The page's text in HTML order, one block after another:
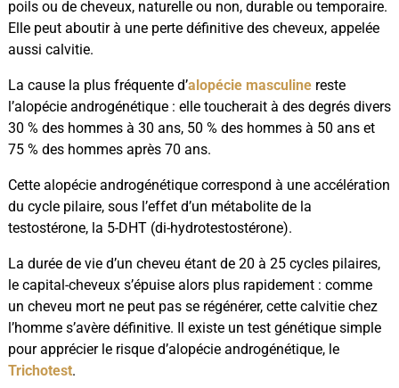
poils ou de cheveux, naturelle ou non, durable ou temporaire.
Elle peut aboutir à une perte définitive des cheveux, appelée
aussi calvitie.
La cause la plus fréquente d’alopécie masculinereste
l’alopécie androgénétique : elle toucherait à des degrés divers
30 % des hommes à 30 ans, 50 % des hommes à 50 ans et
75 % des hommes après 70 ans.
Cette alopécie androgénétique correspond à une accélération
du cycle pilaire, sous l’effet d’un métabolite de la
testostérone, la 5-DHT (di-hydrotestostérone).
La durée de vie d’un cheveu étant de 20 à 25 cycles pilaires,
le capital-cheveux s’épuise alors plus rapidement : comme
un cheveu mort ne peut pas se régénérer, cette calvitie chez
l’homme s’avère définitive. Il existe un test génétique simple
pour apprécier le risque d’alopécie androgénétique, le
Trichotest.